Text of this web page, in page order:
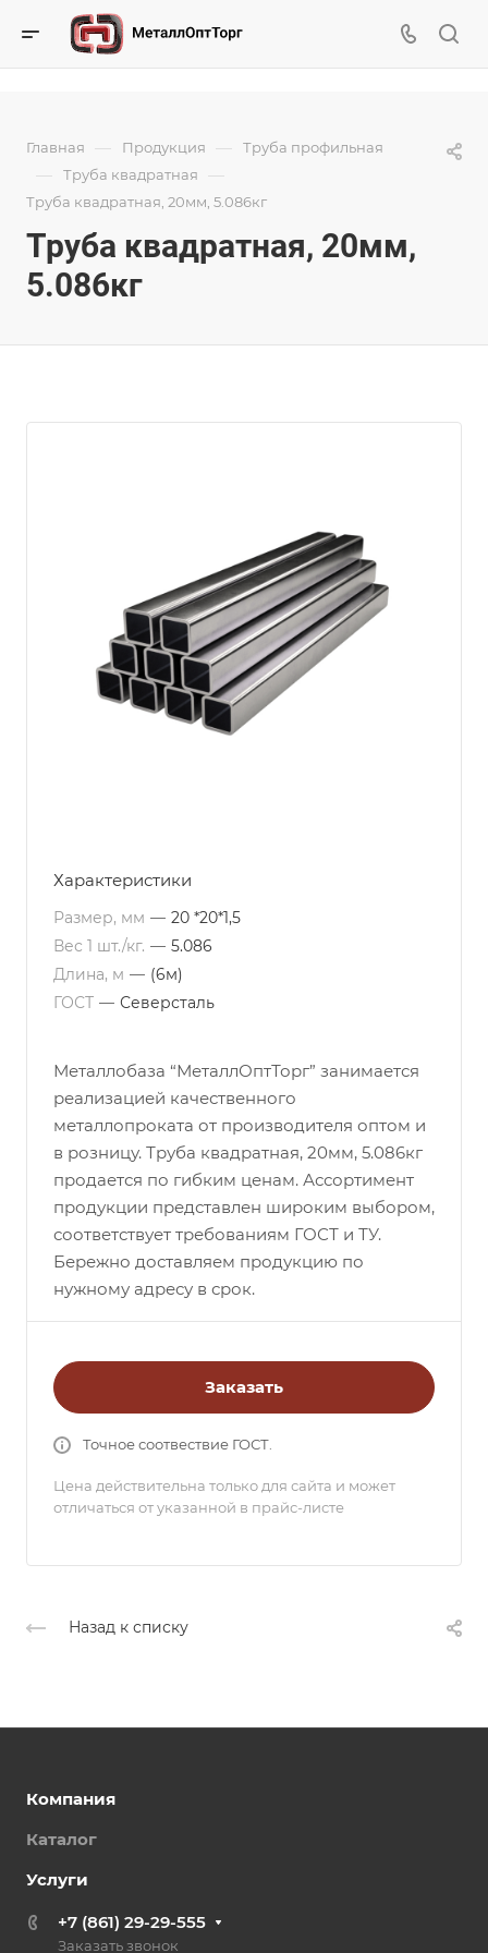
Главная — Продукция — Труба профильная
— Труба квадратная —
Труба квадратная, 20мм, 5.086кг
Труба квадратная, 20мм,
5.086кг
Характеристики
Размер, мм — 20 *20*1,5
Вес 1 шт./кг. — 5.086
Длина, м — (6м)
ГОСТ — Северсталь
Металлобаза “МеталлОптТорг” занимается
реализацией качественного
металлопроката от производителя оптом и
в розницу. Труба квадратная, 20мм, 5.086кг
продается по гибким ценам. Ассортимент
продукции представлен широким выбором,
соответствует требованиям ГОСТ и ТУ.
Бережно доставляем продукцию по
нужному адресу в срок.
Заказать
Точное соотвествие ГОСТ.
Цена действительна только для сайта и может
отличаться от указанной в прайс-листе
Назад к списку
Компания
Каталог
Услуги
+7 (861) 29-29-555
Заказать звонок